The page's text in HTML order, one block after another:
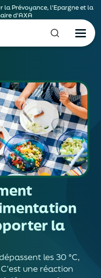
la Prévoyance, l'Epargne et la
d'AXA
la
les 30 °C,
une réaction